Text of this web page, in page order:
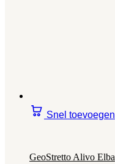
Snel toevoegen
GeoStretto Alivo Elba